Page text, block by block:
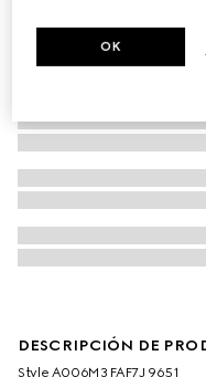
DESCRIPCIÓN DE
Style ‎A006M3 FAF7J 9651
OK